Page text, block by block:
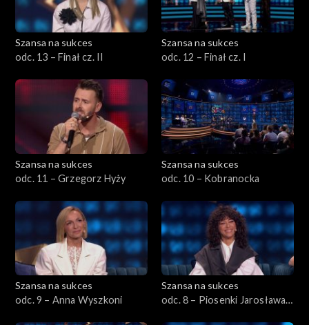
Szansa na sukces
odc. 13 – Finał cz. II
Szansa na sukces
odc. 12 – Finał cz. I
Szansa na sukces
odc. 11 – Grzegorz Hyży
Szansa na sukces
odc. 10 – Kobranocka
Szansa na sukces
odc. 9 – Anna Wyszkoni
Szansa na sukces
odc. 8 – Piosenki Jarosława